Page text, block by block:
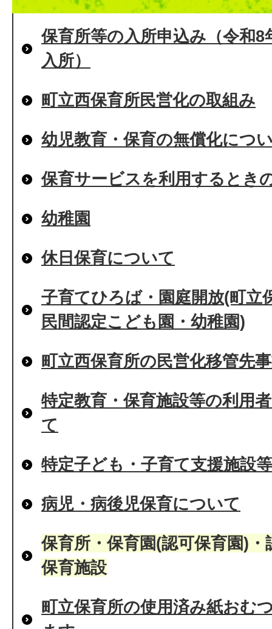
保育所等の入所申込み（令和
入所）
町立西保育所民営化の取組み
幼児教育・保育の無償化につ
保育サービスを利用するとき
幼稚園
休日保育について
子育てひろば・園庭開放(町立
民間認定こども園・幼稚園)
町立西保育所の民営化移管先
特定教育・保育施設等の利用
て
特定子ども・子育て支援施設
病児・病後児保育について
保育所・保育園(認可保育園)
保育施設
町立保育所の使用済み紙おむ